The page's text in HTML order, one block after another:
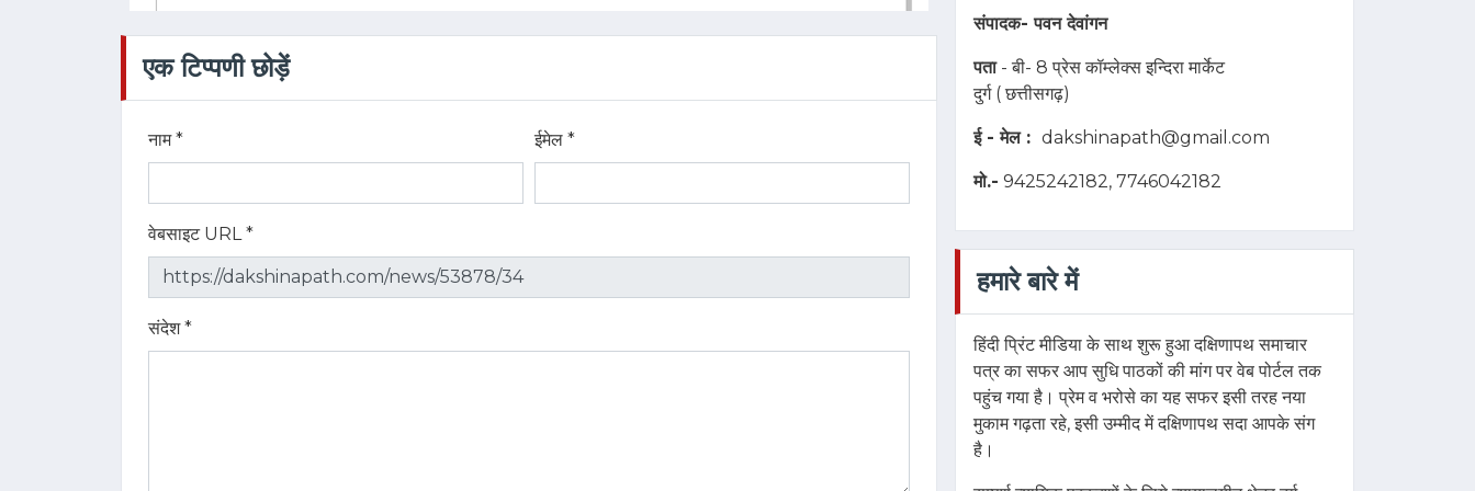
एक टिप्पणी छोड़ें
संपादक-पवन देवांगन
पता- बी- 8 प्रेस कॉम्लेक्स इन्दिरा मार्केट
दुर्ग ( छत्तीसगढ़)
ई - मेल : dakshinapath@gmail.com
मो.- 9425242182, 7746042182
हमारे बारे में
हिंदी प्रिंट मीडिया के साथ शुरू हुआ दक्षिणापथ समाचार
पत्र का सफर आप सुधि पाठकों की मांग पर वेब पोर्टल तक
पहुंच गया है। प्रेम व भरोसे का यह सफर इसी तरह नया
मुकाम गढ़ता रहे, इसी उम्मीद में दक्षिणापथ सदा आपके संग
है।